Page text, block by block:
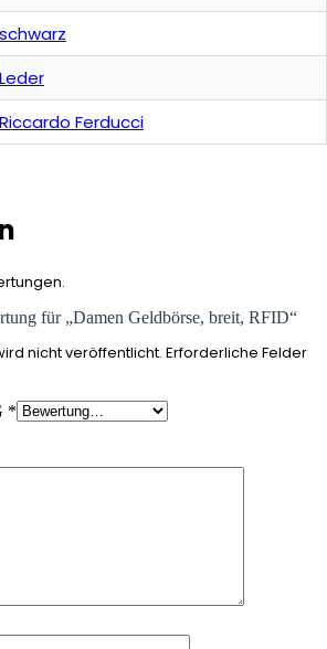
schwarz
Leder
Riccardo Ferducci
für „Damen Geldbörse, breit, RFID“
nicht veröffentlicht. Erforderliche Felder
*